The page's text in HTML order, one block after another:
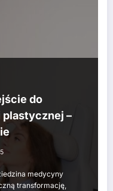
do
–
medycyny
transformację,